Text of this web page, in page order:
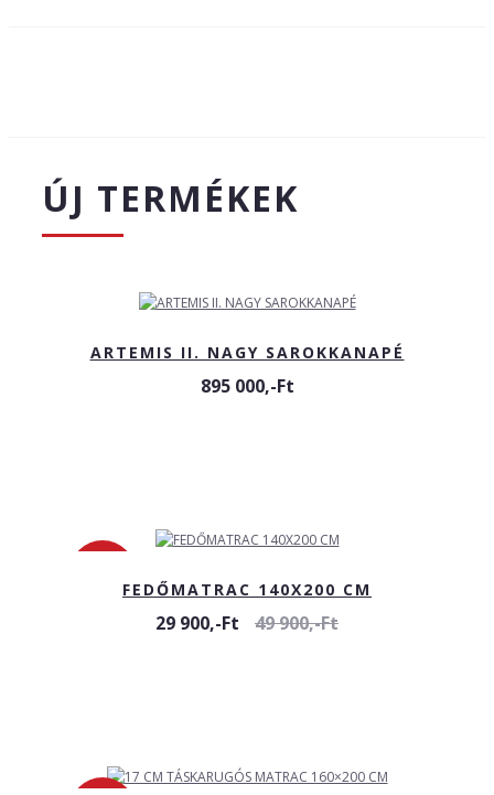
ÚJ TERMÉKEK
ARTEMIS II. NAGY SAROKKANAPÉ
895 000,-Ft
FEDŐMATRAC 140X200 CM
29 900,-Ft 49 900,-Ft